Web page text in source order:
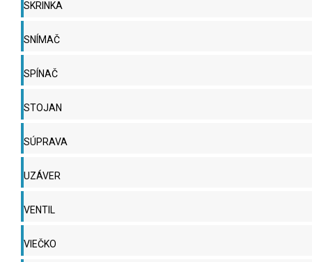
SKRINKA
SNÍMAČ
SPÍNAČ
STOJAN
SÚPRAVA
UZÁVER
VENTIL
VIEČKO